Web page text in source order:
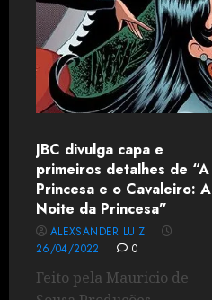
JBC divulga capa e
primeiros detalhes de “A
Princesa e o Cavaleiro: A
Noite da Princesa”
ALEXSANDER LUIZ
26/04/2022
0
Feito pela Mauricio de